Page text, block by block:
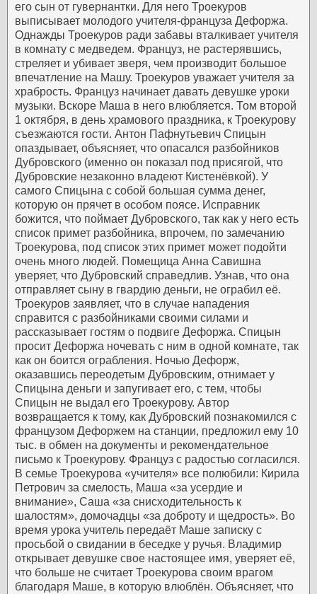
его сын от гувернантки. Для него Троекуров
выписывает молодого учителя-француза Дефоржа.
Однажды Троекуров ради забавы вталкивает учителя
в комнату с медведем. Француз, не растерявшись,
стреляет и убивает зверя, чем производит большое
впечатление на Машу. Троекуров уважает учителя за
храбрость. Француз начинает давать девушке уроки
музыки. Вскоре Маша в него влюбляется. Том второй
1 октября, в день храмового праздника, к Троекурову
съезжаются гости. Антон Пафнутьевич Спицын
опаздывает, объясняет, что опасался разбойников
Дубровского (именно он показал под присягой, что
Дубровские незаконно владеют Кистенёвкой). У
самого Спицына с собой большая сумма денег,
которую он прячет в особом поясе. Исправник
божится, что поймает Дубровского, так как у него есть
список примет разбойника, впрочем, по замечанию
Троекурова, под список этих примет может подойти
очень много людей. Помещица Анна Савишна
уверяет, что Дубровский справедлив. Узнав, что она
отправляет сыну в гвардию деньги, не ограбил её.
Троекуров заявляет, что в случае нападения
справится с разбойниками своими силами и
рассказывает гостям о подвиге Дефоржа. Спицын
просит Дефоржа ночевать с ним в одной комнате, так
как он боится ограбления. Ночью Дефорж,
оказавшись переодетым Дубровским, отнимает у
Спицына деньги и запугивает его, с тем, чтобы
Спицын не выдал его Троекурову. Автор
возвращается к тому, как Дубровский познакомился с
французом Дефоржем на станции, предложил ему 10
тыс. в обмен на документы и рекомендательное
письмо к Троекурову. Француз с радостью согласился.
В семье Троекурова «учителя» все полюбили: Кирила
Петрович за смелость, Маша «за усердие и
внимание», Саша «за снисходительность к
шалостям», домочадцы «за доброту и щедрость». Во
время урока учитель передаёт Маше записку с
просьбой о свидании в беседке у ручья. Владимир
открывает девушке свое настоящее имя, уверяет её,
что больше не считает Троекурова своим врагом
благодаря Маше, в которую влюблён. Объясняет, что